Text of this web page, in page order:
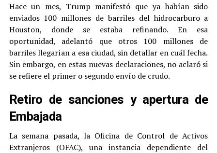
Hace un mes, Trump manifestó que ya habían sido
enviados 100 millones de barriles del hidrocarburo a
Houston, donde se estaba refinando. En esa
oportunidad, adelantó que otros 100 millones de
barriles llegarían a esa ciudad, sin detallar en cuál fecha.
Sin embargo, en estas nuevas declaraciones, no aclaró si
se refiere el primer o segundo envío de crudo.
Retiro de sanciones y apertura de
Embajada
La semana pasada, la Oficina de Control de Activos
Extranjeros (OFAC), una instancia dependiente del